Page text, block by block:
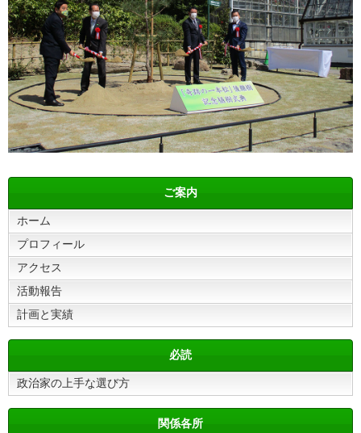
ご案内
ホーム
プロフィール
アクセス
活動報告
計画と実績
必読
政治家の上手な選び方
関係各所